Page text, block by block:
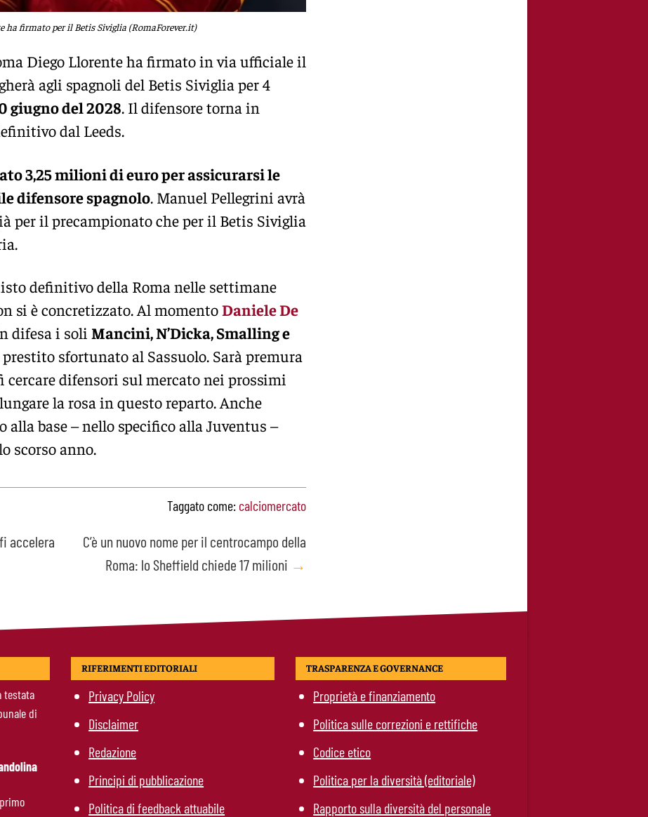
ha firmato per il Betis Siviglia (RomaForever.it)
Diego Llorente ha firmato in via ufficiale il
agli spagnoli del Betis Siviglia per 4
giugno del 2028. Il difensore torna in
dal Leeds.
3,25 milioni di euro per assicurarsi le
difensore spagnolo. Manuel Pellegrini avrà
per il precampionato che per il Betis Siviglia
definitivo della Roma nelle settimane
si è concretizzato. Al momentoDaniele De
difesa i soli Mancini, N’Dicka, Smalling e
sfortunato al Sassuolo. Sarà premura
cercare difensori sul mercato nei prossimi
la rosa in questo reparto. Anche
alla base – nello specifico alla Juventus –
scorso anno.
Taggato come: calciomercato
accelera
C’è un nuovo nome per il centrocampo della
Roma: lo Sheffield chiede 17 milioni →
testata
di
RIFERIMENTI EDITORIALI
Privacy Policy
Disclaimer
Redazione
Principi di pubblicazione
Politica di feedback attuabile
TRASPARENZA E GOVERNANCE
Proprietà e finanziamento
Politica sulle correzioni e rettifiche
Codice etico
Politica per la diversità (editoriale)
Rapporto sulla diversità del personale